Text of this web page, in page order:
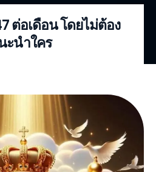
ต่อเดือน โดยไม่ต้อง
ะนำใคร